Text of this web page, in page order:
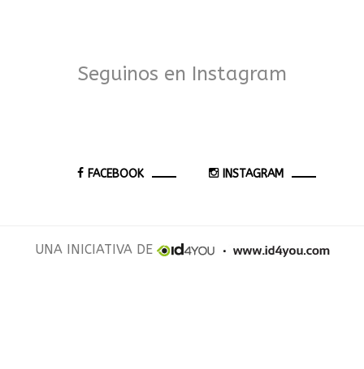
Seguinos en Instagram
FACEBOOK INSTAGRAM
UNA INICIATIVA DE